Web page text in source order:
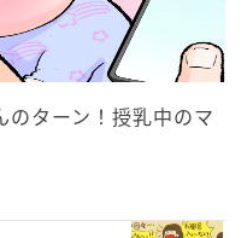
のターン！授乳中のマ